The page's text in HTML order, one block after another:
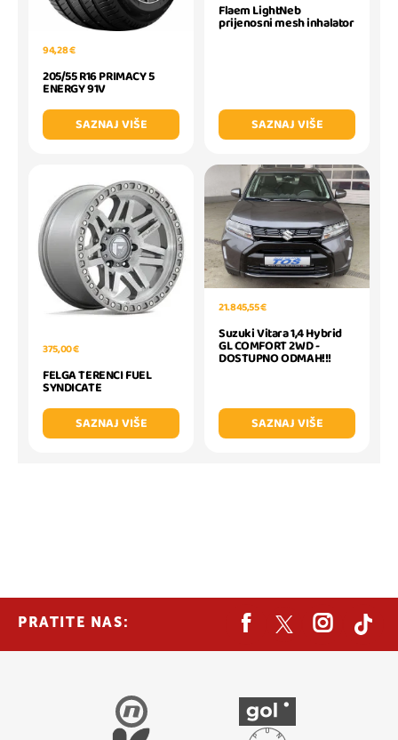
94,28 €
205/55 R16 PRIMACY 5
ENERGY 91V
SAZNAJ VIŠE
Flaem LightNeb
prijenosni mesh inhalator
SAZNAJ VIŠE
375,00 €
FELGA TERENCI FUEL
SYNDICATE
SAZNAJ VIŠE
21.845,55 €
Suzuki Vitara 1,4 Hybrid
GL COMFORT 2WD -
DOSTUPNO ODMAH!!!
SAZNAJ VIŠE
PRATITE NAS: